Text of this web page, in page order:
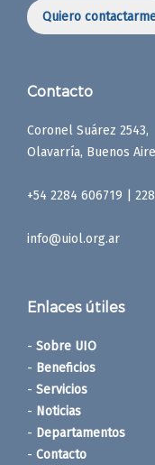
Quiero
Contacto
Coronel Suárez 2543,
Olavarría, Buenos
+54 2284 606719 |
info@uiol.org.ar
Enlaces útiles
- Sobre UIO
- Beneficios
- Servicios
- Noticias
- Departamentos
- Contacto